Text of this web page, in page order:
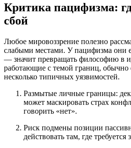
Критика пацифизма:
сбой
Любое мировоззрение полезно
слабыми местами. У пацифизма они
— значит превращать философию в
работающие с темой границ,
несколько типичных уязвимостей.
Размытые личные границы:
может маскировать страх
говорить «нет».
Риск подмены позиции
действовать там, где